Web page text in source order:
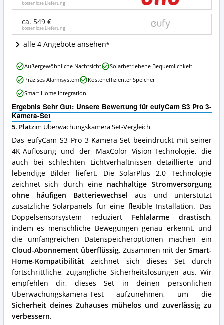
Kamera-
Set
Angebote:
ist
dieses
Set
erhältlich?
kostenlose Lieferung
ca. 549 €
kostenlose Lieferung
alle 4 Angebote ansehen
Ergebnis Sehr Gut: Unsere Bewertung für eufyCam S3 Pro 3-
Kamera-Set
5. Platzim Überwachungskamera Set-Vergleich
Das eufyCam S3 Pro 3-Kamera-Set beeindruckt mit seiner
4K-Auflösung und der MaxColor Vision-Technologie, die
auch bei schlechten Lichtverhältnissen detaillierte und
lebendige Bilder liefert. Die SolarPlus 2.0 Technologie
zeichnet sich durch eine nachhaltige Stromversorgung
ohne häufigen Batteriewechsel
aus und unterstützt
zusätzliche Solarpanels für eine flexible Installation. Das
Doppelsensorsystem reduziert Fehlalarme drastisch,
indem es menschliche Bewegungen genau erkennt, und
die umfangreichen Datenspeicheroptionen machen ein
Cloud-Abonnement überflüssig. Zusammen mit der Smart-
Home-Kompatibilitätzeichnet sich dieses Set durch
fortschrittliche, zugängliche Sicherheitslösungen aus. Wir
empfehlen dir, dieses Set in deinen persönlichen
Überwachungskamera-Test aufzunehmen, um die
Sicherheit deines Zuhauses mühelos und zuverlässig zu
verbessern.
eufyCam
S3
Pro
3-
Kamera-
Set
Vorteile:
Was
spricht
für
dieses
Überwachungskamera
Set?
Außergewöhnliche Nachtsicht
Solarbetriebene Bequemlichkeit
Präzises Alarmsystem
Kosteneffizienter Speicher
Smart Home Integration